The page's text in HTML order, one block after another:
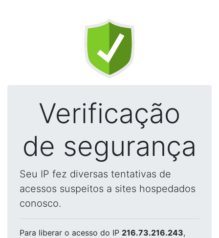
Verificação
de segurança
Seu IP fez diversas tentativas de
acessos suspeitos a sites hospedados
conosco.
Para liberar o acesso do IP 216.73.216.243,